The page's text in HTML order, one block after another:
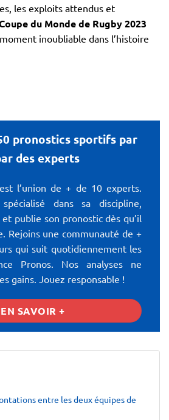
les exploits attendus et
du Monde de Rugby 2023
inoubliable dans l’histoire
pronostics sportifs par
des experts
l’union de + de 10 experts.
dans sa discipline,
publie son pronostic dès qu’il
Rejoins une communauté de +
qui suit quotidiennement les
Pronos. Nos analyses ne
gains. Jouez responsable !
EN SAVOIR +
entre les deux équipes de